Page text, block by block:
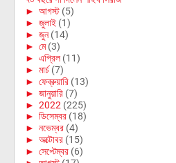
► আগস্ট (5)
► জুলাই (1)
► জুন (14)
► মে (3)
► এপ্রিল (11)
► মার্চ (7)
► ফেব্রুয়ারি (13)
► জানুয়ারি (7)
► 2022 (225)
► ডিসেম্বর (18)
► নভেম্বর (4)
► অক্টোবর (15)
► সেপ্টেম্বর (6)